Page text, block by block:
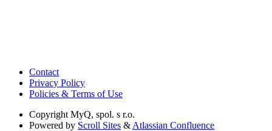
Contact
Privacy Policy
Policies & Terms of Use
Copyright MyQ, spol. s r.o.
Powered by Scroll Sites & Atlassian Confluence